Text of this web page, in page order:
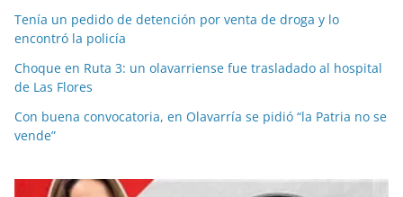
Tenía un pedido de detención por venta de droga y lo
encontró la policía
Choque en Ruta 3: un olavarriense fue trasladado al hospital
de Las Flores
Con buena convocatoria, en Olavarría se pidió “la Patria no se
vende”